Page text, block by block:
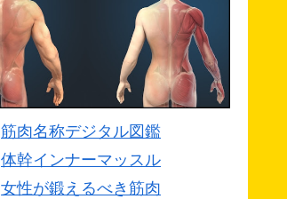
筋肉名称デジタル図鑑
体幹インナーマッスル
女性が鍛えるべき筋肉